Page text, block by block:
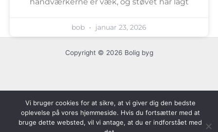
håndværkerne er væk, og støvet har lagt
bob januar 23, 2026
Copyright © 2026 Bolig byg
Vi bruger cookies for at sikre, at vi giver dig den bedste
oplevelse på vores hjemmeside. Hvis du fortsætter med at
bruge dette websted, vil vi antage, at du er indforstået med